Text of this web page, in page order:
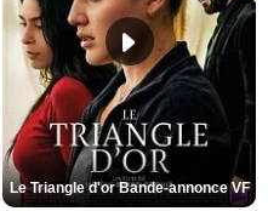
Le Triangle d'or Bande-annonce VF